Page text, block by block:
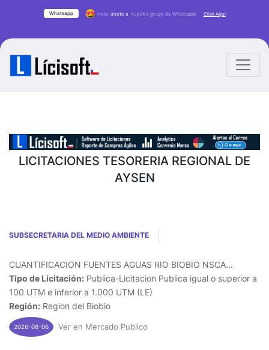
Whatsapp Hola únete a nuestro grupo de Whatsapp Click Aqui
LICITACIONES TESORERIA REGIONAL DE
AYSEN
SUBSECRETARIA DEL MEDIO AMBIENTE
CUANTIFICACION FUENTES AGUAS RIO BIOBIO NSCA...
Tipo de Licitación: Publica-Licitacion Publica igual o superior a
100 UTM e inferior a 1.000 UTM (LE)
Región: Region del Biobio
2026-08-06 Ver en Mercado Publico